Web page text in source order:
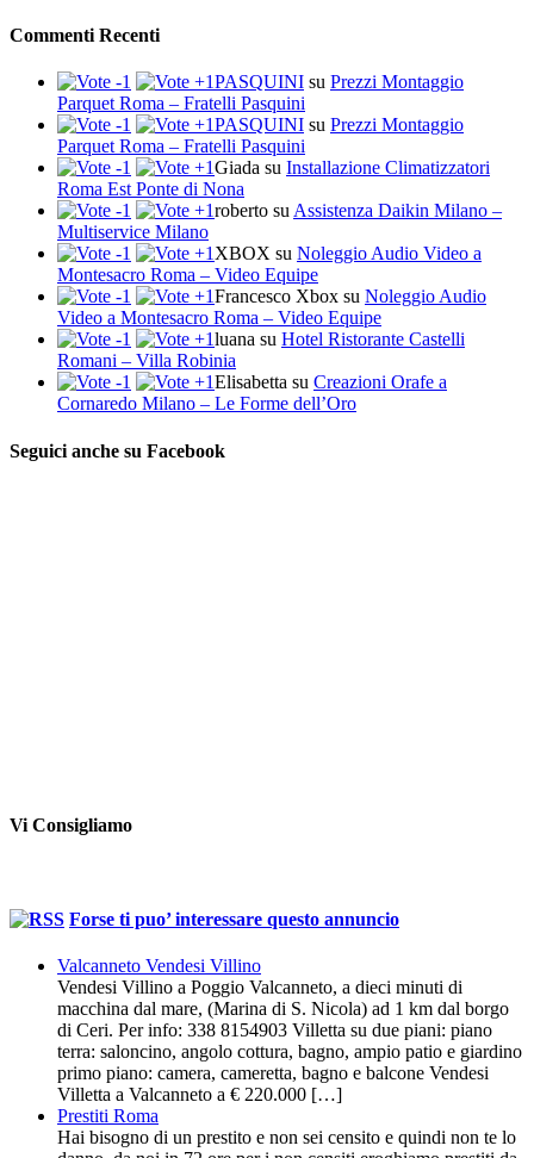
Commenti Recenti
PASQUINI su Prezzi Montaggio
Parquet Roma – Fratelli Pasquini
PASQUINI su Prezzi Montaggio
Parquet Roma – Fratelli Pasquini
Giada su Installazione Climatizzatori
Roma Est Ponte di Nona
roberto su Assistenza Daikin Milano –
Multiservice Milano
XBOX su Noleggio Audio Video a
Montesacro Roma – Video Equipe
Francesco Xbox su Noleggio Audio
Video a Montesacro Roma – Video Equipe
luana su Hotel Ristorante Castelli
Romani – Villa Robinia
Elisabetta su Creazioni Orafe a
Cornaredo Milano – Le Forme dell’Oro
Seguici anche su Facebook
Vi Consigliamo
Forse ti puo’ interessare questo annuncio
Valcanneto Vendesi Villino
Vendesi Villino a Poggio Valcanneto, a dieci minuti di
macchina dal mare, (Marina di S. Nicola) ad 1 km dal borgo
di Ceri. Per info: 338 8154903 Villetta su due piani: piano
terra: saloncino, angolo cottura, bagno, ampio patio e giardino
primo piano: camera, cameretta, bagno e balcone Vendesi
Villetta a Valcanneto a € 220.000 […]
Prestiti Roma
Hai bisogno di un prestito e non sei censito e quindi non te lo